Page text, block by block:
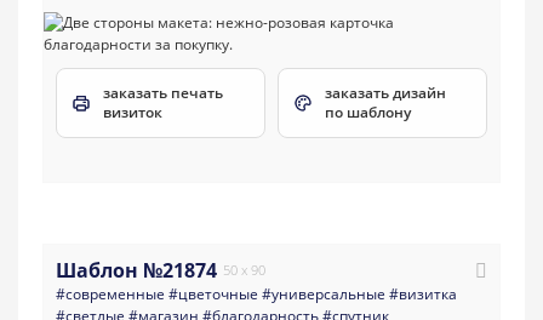
заказать печать
визиток
заказать дизайн
по шаблону
Шаблон №21874 50 x 90
#современные #цветочные #универсальные #визитка
#светлые #магазин #благодарность#спутник